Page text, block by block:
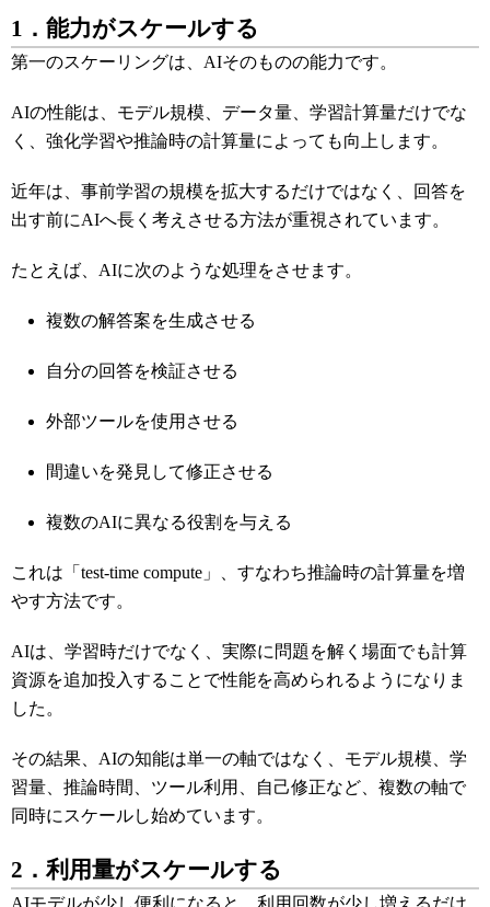
1．能力がスケールする
第一のスケーリングは、AIそのものの能力です。
AIの性能は、モデル規模、データ量、学習計算量だけでな
く、強化学習や推論時の計算量によっても向上します。
近年は、事前学習の規模を拡大するだけではなく、回答を
出す前にAIへ長く考えさせる方法が重視されています。
たとえば、AIに次のような処理をさせます。
複数の解答案を生成させる
自分の回答を検証させる
外部ツールを使用させる
間違いを発見して修正させる
複数のAIに異なる役割を与える
これは「test-time compute」、すなわち推論時の計算量を増
やす方法です。
AIは、学習時だけでなく、実際に問題を解く場面でも計算
資源を追加投入することで性能を高められるようになりま
した。
その結果、AIの知能は単一の軸ではなく、モデル規模、学
習量、推論時間、ツール利用、自己修正など、複数の軸で
同時にスケールし始めています。
2．利用量がスケールする
AIモデルが少し便利になると、利用回数が少し増えるだけ